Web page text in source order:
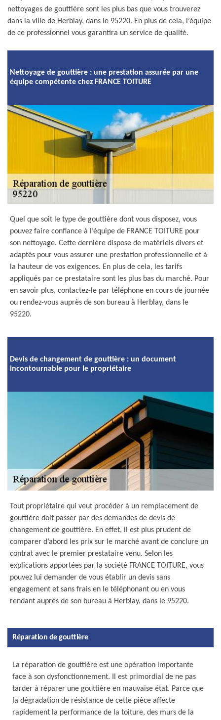
nettoyages de gouttière sont les plus bas que vous trouverez
dans la ville de Herblay, dans le 95220. En plus de cela, l’équipe
de ce professionnel vous garantira un service de qualité.
Nettoyage de gouttière : une prestation assurée par une
équipe compétente chez FRANCE TOITURE
Quel que soit le type de gouttière dont vous disposez, vous
pouvez faire confiance à l’équipe de FRANCE TOITURE pour
son nettoyage. Cette dernière dispose de matériels divers et
adaptés pour vous assurer une prestation professionnelle et à
la hauteur de vos exigences. En plus de cela, les tarifs
appliqués par ce prestataire sont les plus bas du marché. Pour
en savoir plus, contactez-le par téléphone en cours de journée
ou rendez-vous auprès de son bureau à Herblay, dans le
95220.
Devis de changement de gouttière : un document
incontournable pour le propriétaire
Tout propriétaire qui veut procéder à un remplacement de
gouttière doit passer par des demandes de devis de
changement de gouttière. En effet, il est plus prudent de
comparer d’abord les prix sur le marché avant de conclure un
contrat avec le premier prestataire venu. Selon les
explications apportées par la société FRANCE TOITURE, vous
pouvez lui demander de vous établir un devis sans
engagement et sans frais en le téléphonant ou en vous
rendant auprès de son bureau à Herblay, dans le 95220.
Réparation de gouttière
La réparation de gouttière est une opération importante
face à son dysfonctionnement. Il est primordial de ne pas
tarder à réparer une gouttière en mauvaise état. Parce que
la dégradation de résistance de cette pièce affecte
rapidement la performance de la toiture, des murs de la